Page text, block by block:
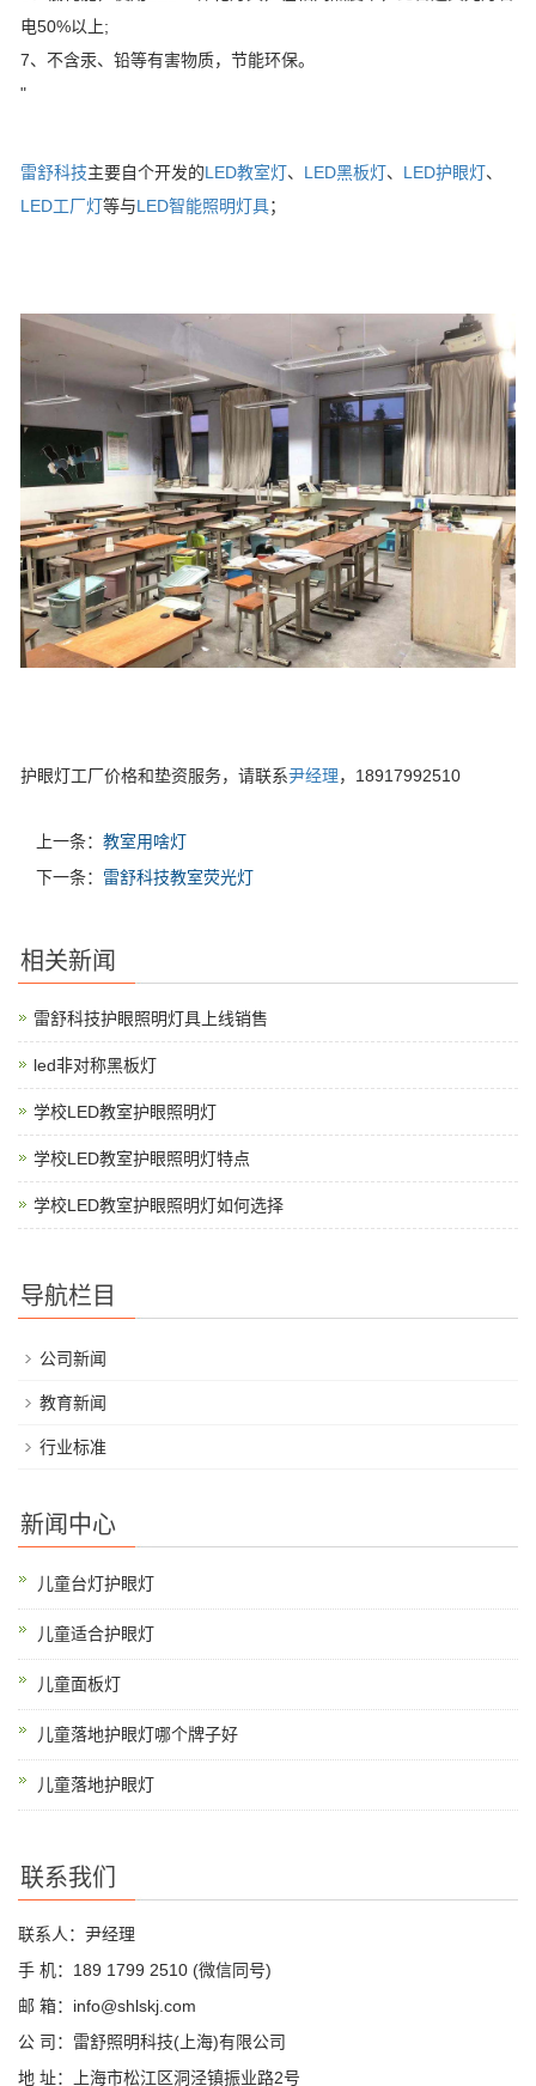
电50%以上;
7、不含汞、铅等有害物质，节能环保。
"
雷舒科技主要自个开发的LED教室灯、 LED黑板灯、 LED护眼灯、
LED工厂灯等与LED智能照明灯具；
护眼灯工厂价格和垫资服务，请联系尹经理，18917992510
上一条： 教室用啥灯
下一条： 雷舒科技教室荧光灯
相关新闻
雷舒科技护眼照明灯具上线销售
led非对称黑板灯
学校LED教室护眼照明灯
学校LED教室护眼照明灯特点
学校LED教室护眼照明灯如何选择
导航栏目
公司新闻
教育新闻
行业标准
新闻中心
儿童台灯护眼灯
儿童适合护眼灯
儿童面板灯
儿童落地护眼灯哪个牌子好
儿童落地护眼灯
联系我们
联系人：尹经理
手 机：189 1799 2510 (微信同号)
邮 箱：info@shlskj.com
公 司：雷舒照明科技(上海)有限公司
地 址：上海市松江区洞泾镇振业路2号